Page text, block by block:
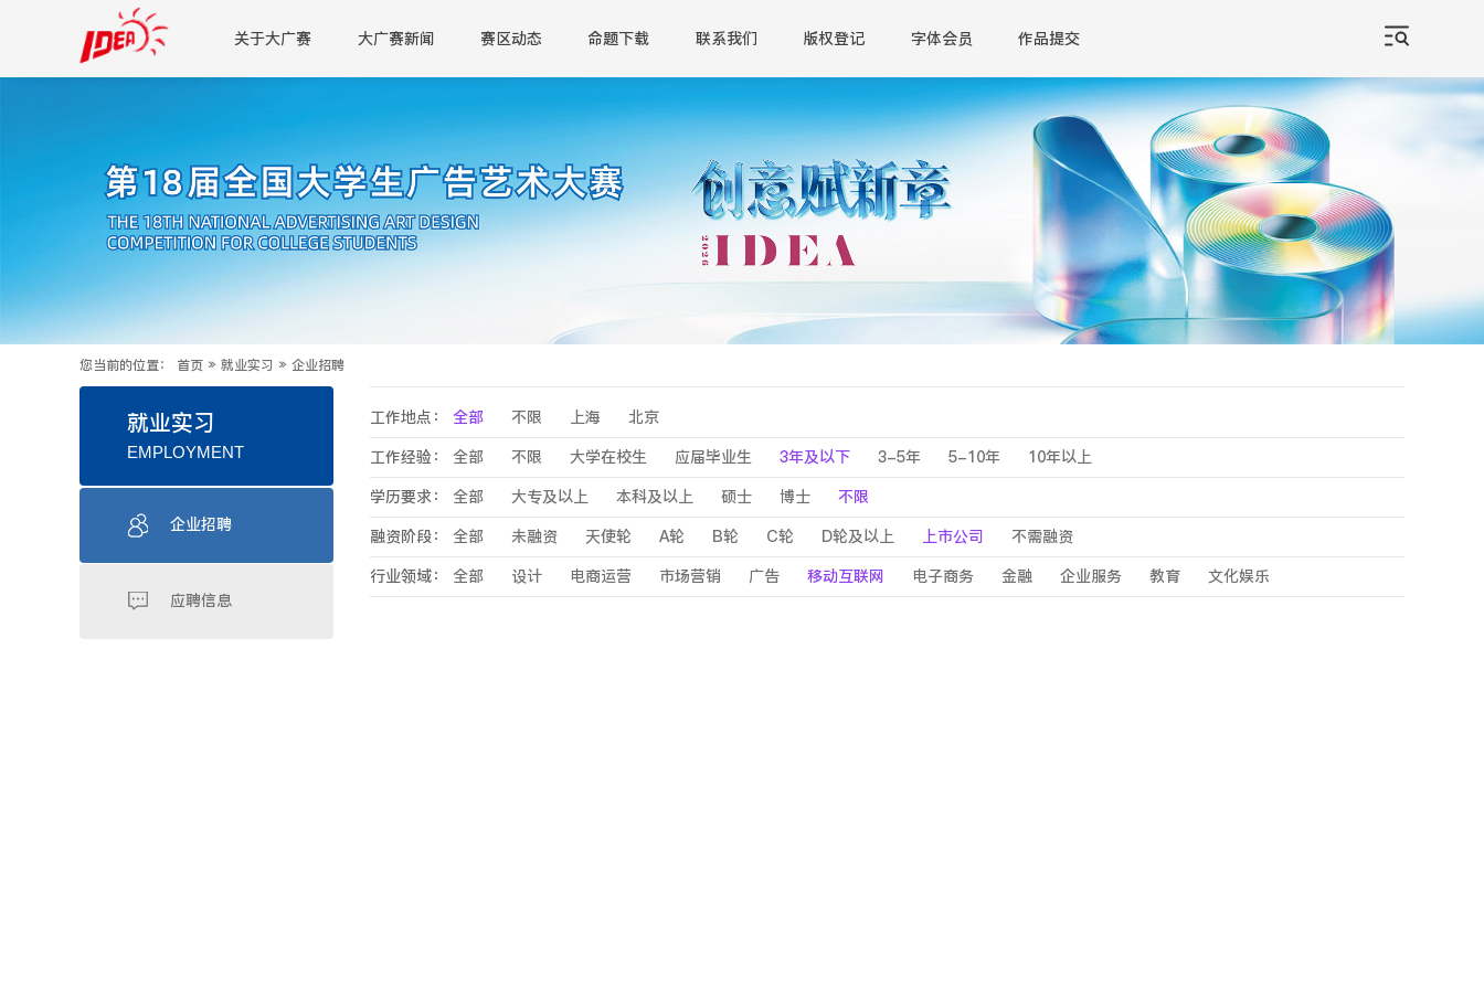
关于大广赛 大广赛新闻 赛区动态 命题下载 联系我们 版权登记 字体会员 作品提交
您当前的位置： 首页 » 就业实习 » 企业招聘
就业实习
EMPLOYMENT
企业招聘
应聘信息
工作地点： 全部 不限 上海 北京
工作经验： 全部 不限 大学在校生 应届毕业生 3年及以下 3-5年 5-10年 10年以上
学历要求： 全部 大专及以上 本科及以上 硕士 博士 不限
融资阶段： 全部 未融资 天使轮 A轮 B轮 C轮 D轮及以上 上市公司 不需融资
行业领域： 全部 设计 电商运营 市场营销 广告 移动互联网 电子商务 金融 企业服务 教育 文化娱乐